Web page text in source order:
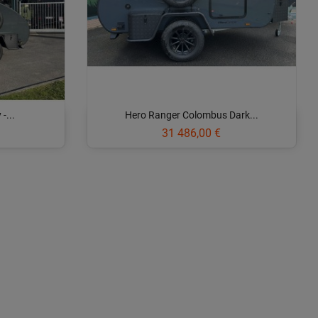
-... Hero Ranger Colombus Dark...
Prix
31 486,00 €